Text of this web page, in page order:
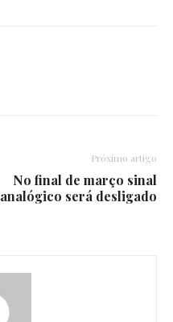
Próximo artigo
No final de março sinal
analógico será desligado